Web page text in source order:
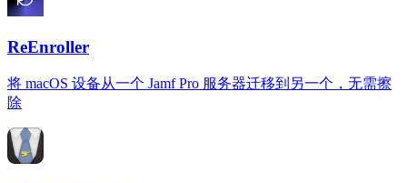
ReEnroller
将 macOS 设备从一个 Jamf Pro 服务器迁移到另一个，无需擦
除